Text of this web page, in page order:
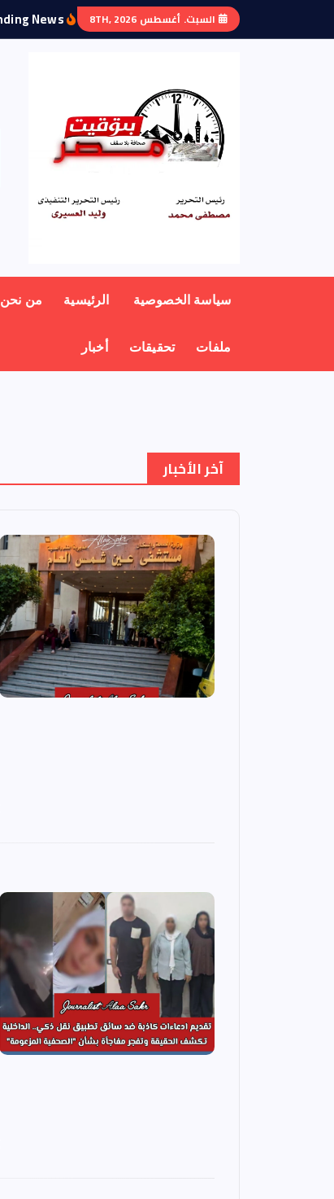
ل
م
السبت. أغسطس 8TH, 2026
منبر أهل مصر
سياسة الخصوصية الرئيسية من نحن
ملفات تحقيقات أخبار
آخر الأخبار